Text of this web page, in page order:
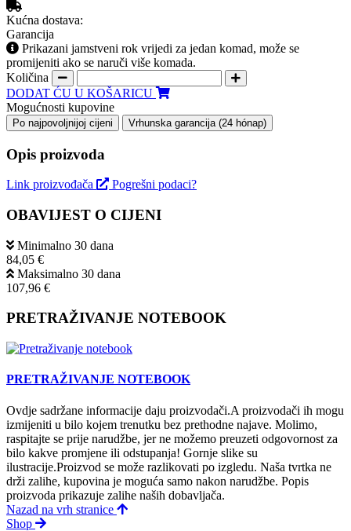
Kućna dostava:
Garancija
Prikazani jamstveni rok vrijedi za jedan komad, može se
promijeniti ako se naruči više komada.
Količina
DODAT ĆU U KOŠARICU
Mogućnosti kupovine
Po najpovoljnijoj cijeni Vrhunska garancija (24 hónap)
Opis proizvoda
Link proizvođača Pogrešni podaci?
OBAVIJEST O CIJENI
Minimalno 30 dana
84,05 €
Maksimalno 30 dana
107,96 €
PRETRAŽIVANJE NOTEBOOK
PRETRAŽIVANJE NOTEBOOK
Ovdje sadržane informacije daju proizvodači.A proizvodači ih mogu
izmijeniti u bilo kojem trenutku bez prethodne najave. Molimo,
raspitajte se prije narudžbe, jer ne možemo preuzeti odgovornost za
bilo kakve promjene ili odstupanja! Gornje slike su
ilustracije.Proizvod se može razlikovati po izgledu. Naša tvrtka ne
drži zalihe, kupovina je moguća samo nakon narudžbe. Popis
proizvoda prikazuje zalihe naših dobavljača.
Nazad na vrh stranice
Shop